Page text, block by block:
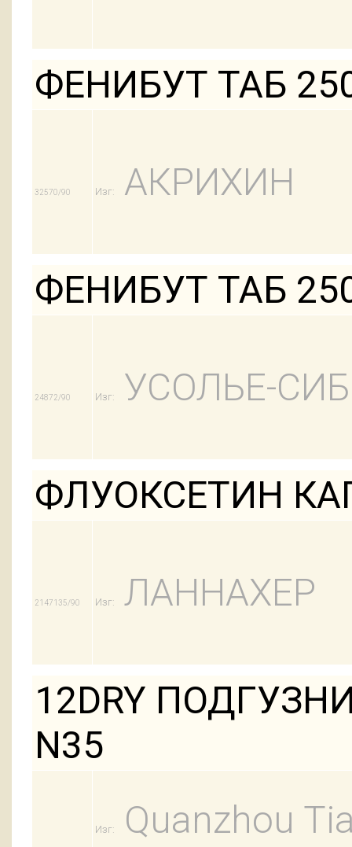
ФЕНИБУТ ТАБ
32570/90 Изг: АКРИХИН
ФЕНИБУТ ТАБ
24872/90 Изг: УСОЛЬЕ-
ФЛУОКСЕТИН
2147135/90 Изг: ЛАННАХЕР
12DRY
N35
Изг:
Quanzhou